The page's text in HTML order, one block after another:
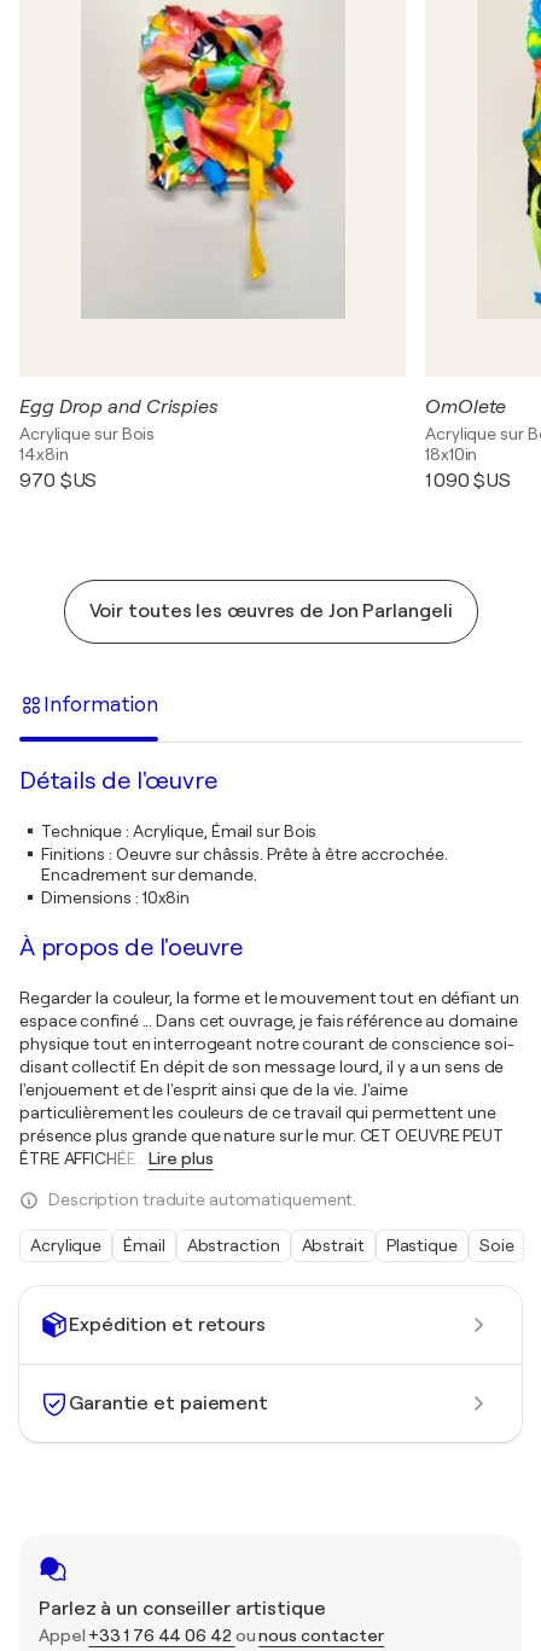
Expédition et retours
Garantie et paiement
Parlez à un conseiller artistique
Appel +33 1 76 44 06 42 ounous contacter
Egg Drop and Crispies
Acrylique sur Bois
14x8in
970 $US
OmOlete
Acrylique sur
18x10in
1 090 $US
Voir toutes les œuvres de Jon Parlangeli
Information
Détails de l'œuvre
Technique: Acrylique, Émail sur Bois
Finitions : Oeuvre sur châssis. Prête à être accrochée.
Encadrement sur demande.
Dimensions : 10x8in
À propos de l'oeuvre
Regarder la couleur, la forme et le mouvement tout en défiant un
espace confiné ... Dans cet ouvrage, je fais référence au domaine
physique tout en interrogeant notre courant de conscience soi-
disant collectif. En dépit de son message lourd, il y a un sens de
l'enjouement et de l'esprit ainsi que de la vie. J'aime
particulièrement les couleurs de ce travail qui permettent une
présence plus grande que nature sur le mur. CET OEUVRE PEUT
ÊTRE AFFICHÉE
Lire plus
Description traduite automatiquement.
Acrylique Émail Abstraction Abstrait Plastique Soie